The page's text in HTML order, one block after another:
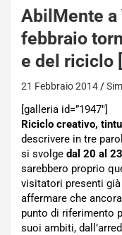
AbilMente a
febbraio
e del riciclo
21 Febbraio 2014
[galleria id=”1947″]
Riciclo creativo,
descrivere in tre
si svolge dal 20 al
sarebbero proprio
visitatori presenti
affermare che
punto di riferimento
suoi ambiti,